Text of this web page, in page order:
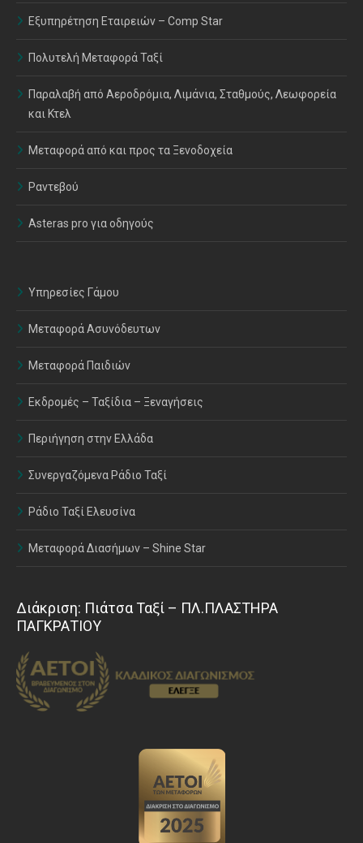
Εξυπηρέτηση Εταιρειών – Comp Star
Πολυτελή Μεταφορά Ταξί
Παραλαβή από Αεροδρόμια, Λιμάνια, Σταθμούς, Λεωφορεία
και Κτελ
Μεταφορά από και προς τα Ξενοδοχεία
Ραντεβού
Asteras pro για οδηγούς
Υπηρεσίες Γάμου
Μεταφορά Ασυνόδευτων
Μεταφορά Παιδιών
Εκδρομές – Ταξίδια – Ξεναγήσεις
Περιήγηση στην Ελλάδα
Συνεργαζόμενα Ράδιο Ταξί
Ράδιο Ταξί Ελευσίνα
Μεταφορά Διασήμων – Shine Star
Διάκριση: Πιάτσα Ταξί – ΠΛ.ΠΛΑΣΤΗΡΑ
ΠΑΓΚΡΑΤΙΟΥ